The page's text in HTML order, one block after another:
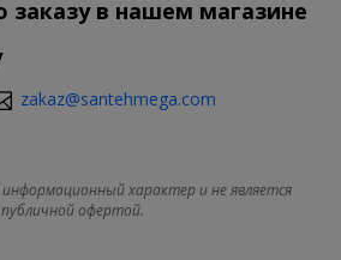
заказу в нашем магазине
zakaz@santehmega.com
характер и не является
публичной офертой.